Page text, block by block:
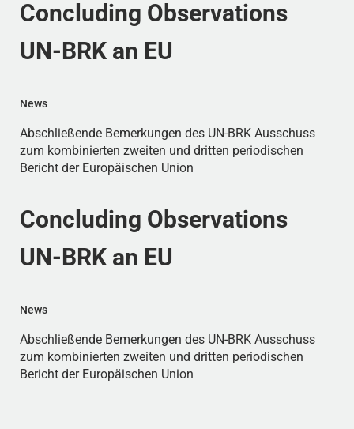
Concluding Observations
UN-BRK an EU
News
Abschließende Bemerkungen des UN-BRK Ausschuss
zum kombinierten zweiten und dritten periodischen
Bericht der Europäischen Union
Concluding Observations
UN-BRK an EU
News
Abschließende Bemerkungen des UN-BRK Ausschuss
zum kombinierten zweiten und dritten periodischen
Bericht der Europäischen Union